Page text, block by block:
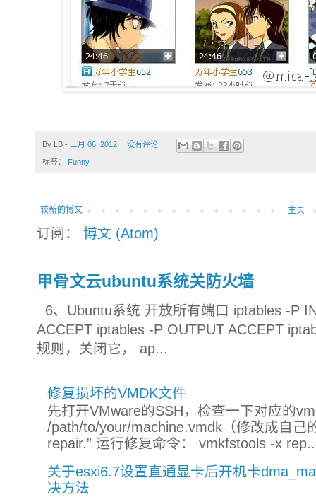
By LB - 三月 06, 2012 没有评论:
标签： Funny
较新的博文 主页
订阅： 博文 (Atom)
甲骨文云ubuntu系统关防火墙
6、Ubuntu系统 开放所有端口 iptables -P
ACCEPT iptables -P OUTPUT ACCEPT
规则，关闭它， ap...
修复损坏的VMDK文件
先打开VMware的SSH，检查一下对应的
/path/to/your/machine.vmdk（修改成自己
repair.” 运行修复命令： vmkfstools -x
关于esxi6.7设置直通显卡后开机卡
决方法